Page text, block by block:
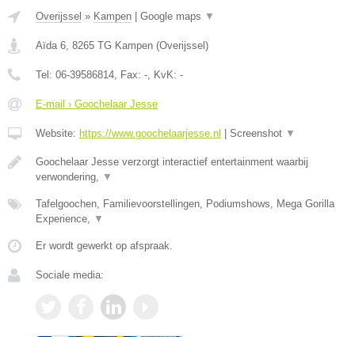
Overijssel » Kampen Google maps ▼
Aïda 6, 8265 TG Kampen (Overijssel )
Tel: 06-39586814, Fax: -, KvK: -
E-mail › Goochelaar Jesse
Website: https://www.goochelaarjesse.nl Screenshot ▼
Goochelaar Jesse verzorgt interactief entertainment waarbij
verwondering, ▼
Tafelgoochen, Familievoorstellingen, Podiumshows, Mega Gorilla
Experience, ▼
Er wordt gewerkt op afspraak.
Sociale media: